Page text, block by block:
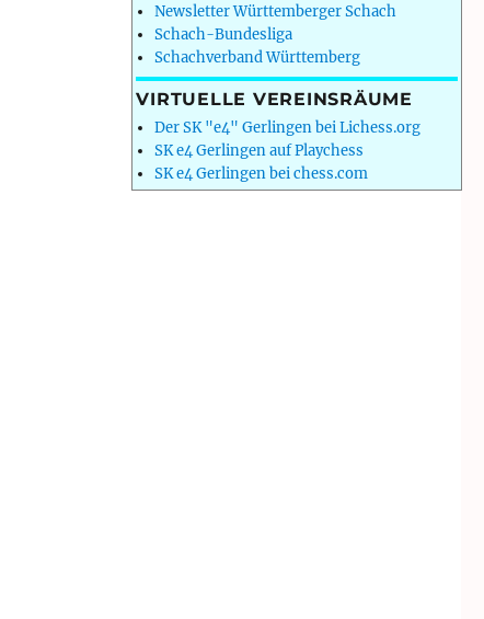
Newsletter Württemberger Schach
Schach-Bundesliga
Schachverband Württemberg
VIRTUELLE VEREINSRÄUME
Der SK "e4" Gerlingen bei Lichess.org
SK e4 Gerlingen auf Playchess
SK e4 Gerlingen bei chess.com